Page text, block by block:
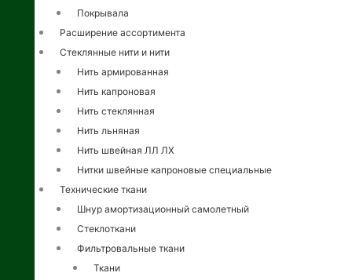
Покрывала
Расширение ассортимента
Стеклянные нити и нити
Нить армированная
Нить капроновая
Нить стеклянная
Нить льняная
Нить швейная ЛЛ ЛХ
Нитки швейные капроновые специальные
Технические ткани
Шнур амортизационный самолетный
Стеклоткани
Фильтровальные ткани
Ткани